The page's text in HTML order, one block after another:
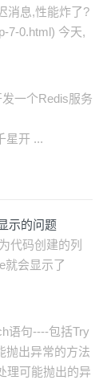
消息,性能炸了?
7-0.html) 今天,
一个Redis服务
星开 ...
示的问题
代码创建的列
就会显示了
语句----包括Try
抛出异常的方法
理可能抛出的异